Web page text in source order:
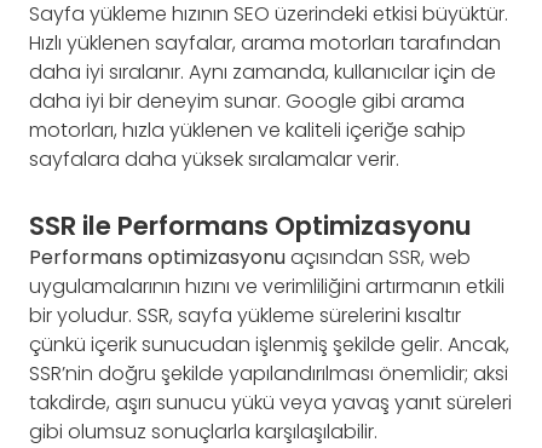
Sayfa yükleme hızının SEO üzerindeki etkisi büyüktür.
Hızlı yüklenen sayfalar, arama motorları tarafından
daha iyi sıralanır. Aynı zamanda, kullanıcılar için de
daha iyi bir deneyim sunar. Google gibi arama
motorları, hızla yüklenen ve kaliteli içeriğe sahip
sayfalara daha yüksek sıralamalar verir.
SSR ile Performans Optimizasyonu
Performans optimizasyonuaçısından SSR, web
uygulamalarının hızını ve verimliliğini artırmanın etkili
bir yoludur. SSR, sayfa yükleme sürelerini kısaltır
çünkü içerik sunucudan işlenmiş şekilde gelir. Ancak,
SSR’nin doğru şekilde yapılandırılması önemlidir; aksi
takdirde, aşırı sunucu yükü veya yavaş yanıt süreleri
gibi olumsuz sonuçlarla karşılaşılabilir.